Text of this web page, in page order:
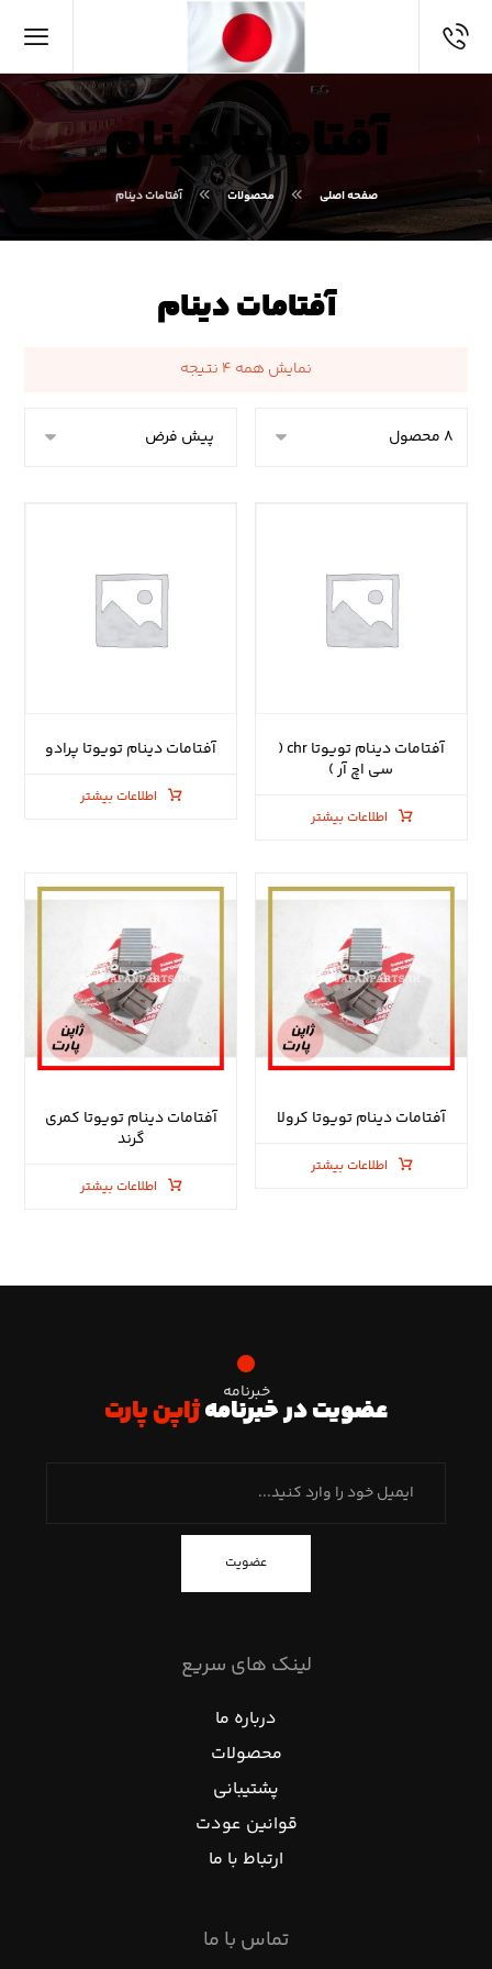
آفتامات دینام
صفحه اصلی محصولات آفتامات دینام
آفتامات دینام
نمایش همه ۴ نتیجه
آفتامات دینام تویوتا chr (
سی اچ آر )
اطلاعات بیشتر
آفتامات دینام تویوتا پرادو
اطلاعات بیشتر
آفتامات دینام تویوتا کرولا
اطلاعات بیشتر
آفتامات دینام تویوتا کمری
گرند
اطلاعات بیشتر
خبرنامه
عضویت در خبرنامهژاپن پارت
عضویت
لینک های سریع
درباره ما
محصولات
پشتیبانی
قوانین عودت
ارتباط با ما
تماس با ما